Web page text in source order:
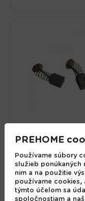
Burley R6216B,
1.62 €
PREHOME
Používame súbory
služieb ponúkaných
nim a na použitie
používame cookies,
týmto účelom sa
spoločnostiam a